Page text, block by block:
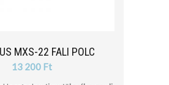
MXS-22 FALI POLC
13 200 Ft